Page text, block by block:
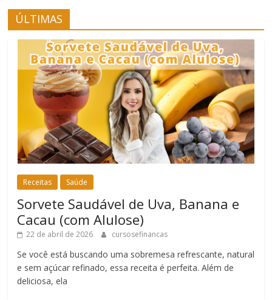
ÚLTIMAS
Receitas Saúde
Sorvete Saudável de Uva, Banana e
Cacau (com Alulose)
22 de abril de 2026 cursosefinancas
Se você está buscando uma sobremesa refrescante, natural
e sem açúcar refinado, essa receita é perfeita. Além de
deliciosa, ela